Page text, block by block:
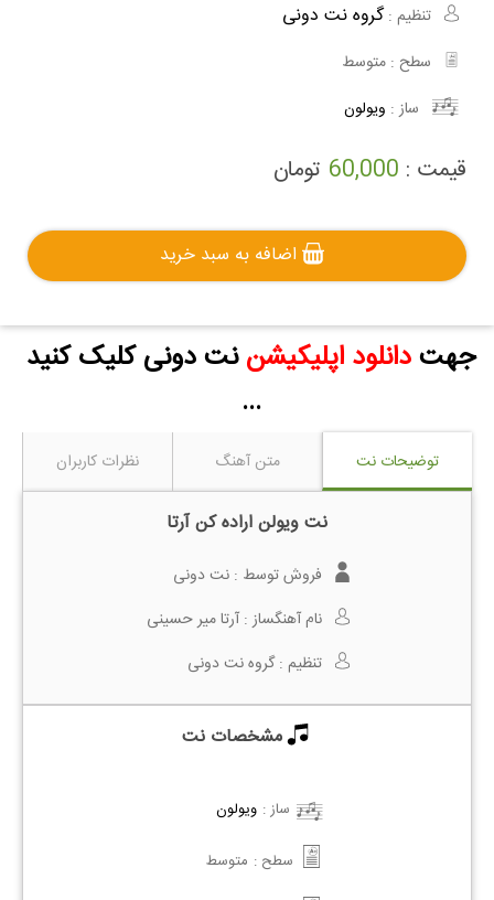
تنظیم :گروه نت دونی
سطح : متوسط
ساز : ویولون
قیمت : 60,000 تومان
اضافه به سبد خرید
جهتدانلود اپلیکیشن نت دونی کلیک کنید
...
توضیحات نت متن آهنگ نظرات کاربران
نت ویولن اراده کن آرتا
فروش توسط : نت دونی
نام آهنگساز : آرتا میر حسینی
تنظیم :گروه نت دونی
مشخصات نت
ساز : ویولون
سطح : متوسط